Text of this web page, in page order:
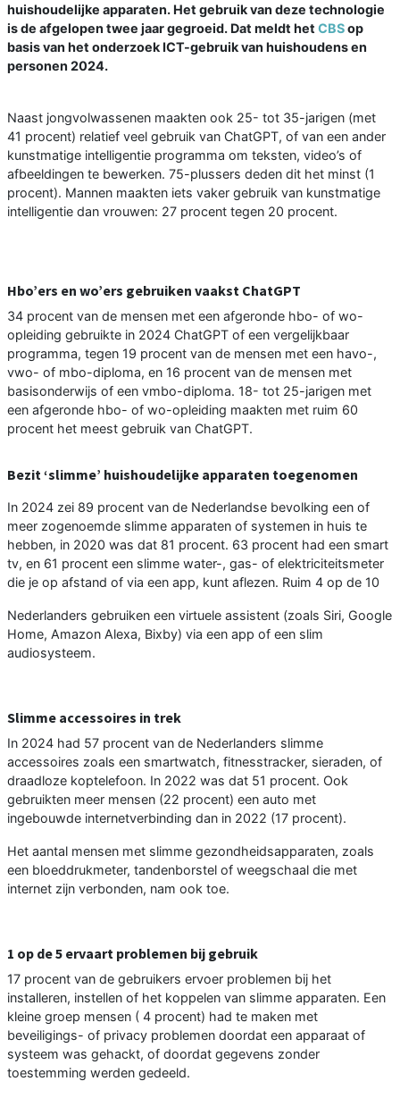
huishoudelijke apparaten. Het gebruik van deze technologie
is de afgelopen twee jaar gegroeid. Dat meldt het CBSop
basis van het onderzoek ICT-gebruik van huishoudens en
personen 2024.
Naast jongvolwassenen maakten ook 25- tot 35-jarigen (met
41 procent) relatief veel gebruik van ChatGPT, of van een ander
kunstmatige intelligentie programma om teksten, video’s of
afbeeldingen te bewerken. 75-plussers deden dit het minst (1
procent). Mannen maakten iets vaker gebruik van kunstmatige
intelligentie dan vrouwen: 27 procent tegen 20 procent.
Hbo’ers en wo’ers gebruiken vaakst ChatGPT
34 procent van de mensen met een afgeronde hbo- of wo-
opleiding gebruikte in 2024 ChatGPT of een vergelijkbaar
programma, tegen 19 procent van de mensen met een havo-,
vwo- of mbo-diploma, en 16 procent van de mensen met
basisonderwijs of een vmbo-diploma. 18- tot 25-jarigen met
een afgeronde hbo- of wo-opleiding maakten met ruim 60
procent het meest gebruik van ChatGPT.
Bezit ‘slimme’ huishoudelijke apparaten toegenomen
In 2024 zei 89 procent van de Nederlandse bevolking een of
meer zogenoemde slimme apparaten of systemen in huis te
hebben, in 2020 was dat 81 procent. 63 procent had een smart
tv, en 61 procent een slimme water-, gas- of elektriciteitsmeter
die je op afstand of via een app, kunt aflezen. Ruim 4 op de 10
Nederlanders gebruiken een virtuele assistent (zoals Siri, Google
Home, Amazon Alexa, Bixby) via een app of een slim
audiosysteem.
Slimme accessoires in trek
In 2024 had 57 procent van de Nederlanders slimme
accessoires zoals een smartwatch, fitnesstracker, sieraden, of
draadloze koptelefoon. In 2022 was dat 51 procent. Ook
gebruikten meer mensen (22 procent) een auto met
ingebouwde internetverbinding dan in 2022 (17 procent).
Het aantal mensen met slimme gezondheidsapparaten, zoals
een bloeddrukmeter, tandenborstel of weegschaal die met
internet zijn verbonden, nam ook toe.
1 op de 5 ervaart problemen bij gebruik
17 procent van de gebruikers ervoer problemen bij het
installeren, instellen of het koppelen van slimme apparaten. Een
kleine groep mensen ( 4 procent) had te maken met
beveiligings- of privacy problemen doordat een apparaat of
systeem was gehackt, of doordat gegevens zonder
toestemming werden gedeeld.